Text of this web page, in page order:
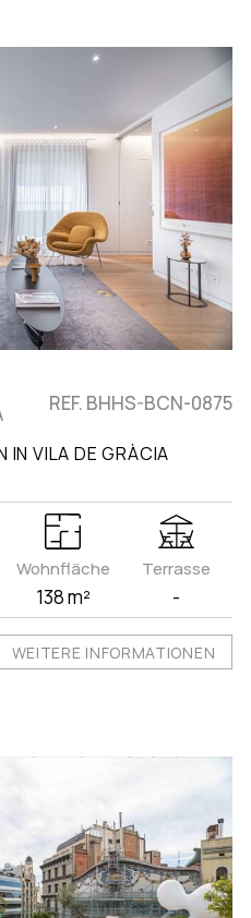
REF. BHHS-BCN-0875
IN VILA DE GRÀCIA
Wohnfläche
138 m²
Terrasse
-
WEITERE INFORMATIONEN